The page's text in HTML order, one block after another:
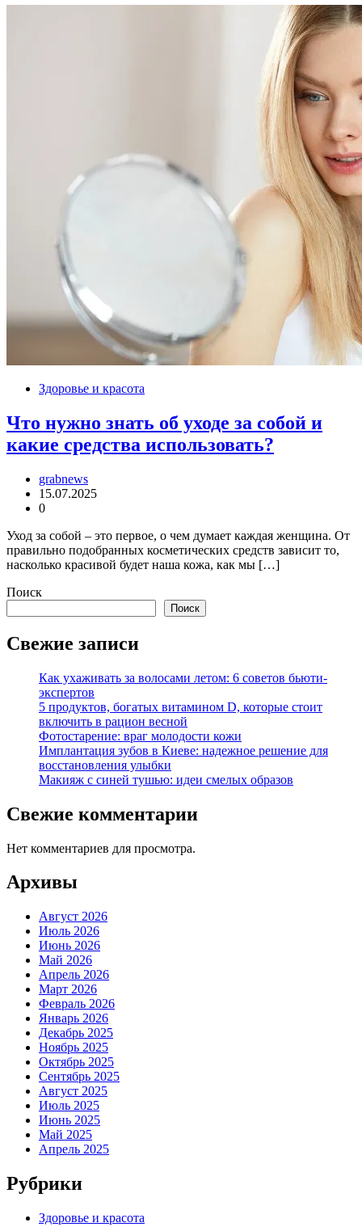
Здоровье и красота
Что нужно знать об уходе за собой и
какие средства использовать?
grabnews
15.07.2025
0
Уход за собой – это первое, о чем думает каждая женщина. От
правильно подобранных косметических средств зависит то,
насколько красивой будет наша кожа, как мы […]
Поиск
Поиск
Свежие записи
Как ухаживать за волосами летом: 6 советов бьюти-
экспертов
5 продуктов, богатых витамином D, которые стоит
включить в рацион весной
Фотостарение: враг молодости кожи
Имплантация зубов в Киеве: надежное решение для
восстановления улыбки
Макияж с синей тушью: идеи смелых образов
Свежие комментарии
Нет комментариев для просмотра.
Архивы
Август 2026
Июль 2026
Июнь 2026
Май 2026
Апрель 2026
Март 2026
Февраль 2026
Январь 2026
Декабрь 2025
Ноябрь 2025
Октябрь 2025
Сентябрь 2025
Август 2025
Июль 2025
Июнь 2025
Май 2025
Апрель 2025
Рубрики
Здоровье и красота